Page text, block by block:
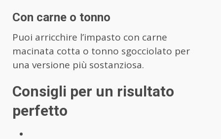
Con carne o tonno
Puoi arricchire l’impasto con carne
macinata cotta o tonno sgocciolato per
una versione più sostanziosa.
Consigli per un risultato
perfetto